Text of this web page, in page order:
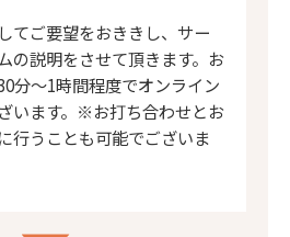
てご要望をおききし、サー
の説明をさせて頂きます。お
分〜1時間程度でオンライン
います。※お打ち合わせとお
行うことも可能でございま